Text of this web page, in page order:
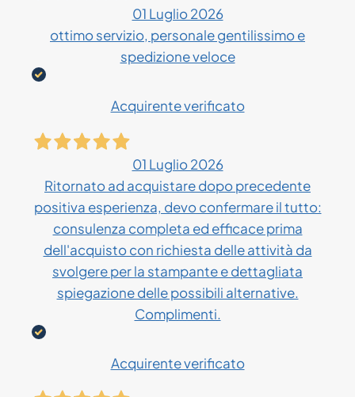
01 Luglio 2026
ottimo servizio, personale gentilissimo e
spedizione veloce
Acquirente verificato
01 Luglio 2026
Ritornato ad acquistare dopo precedente
positiva esperienza, devo confermare il tutto:
consulenza completa ed efficace prima
dell'acquisto con richiesta delle attività da
svolgere per la stampante e dettagliata
spiegazione delle possibili alternative.
Complimenti.
Acquirente verificato